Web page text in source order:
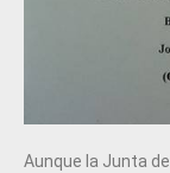
Aunque la Junta del